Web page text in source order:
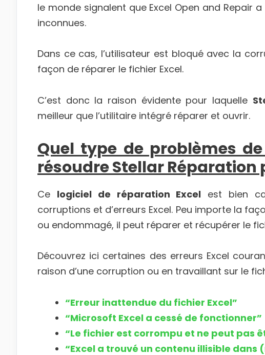
le monde signalent que Excel Open and Repair
inconnues.
Dans ce cas, l’utilisateur est bloqué avec la
façon de réparer le fichier Excel.
C’est donc la raison évidente pour laquelle
meilleur que l’utilitaire intégré réparer et ouvrir.
Quel type de problèmes
résoudre Stellar Réparation
Ce logiciel de réparation Excel est bien
corruptions et d’erreurs Excel. Peu importe la
ou endommagé, il peut réparer et récupérer le
Découvrez ici certaines des erreurs Excel
raison d’une corruption ou en travaillant sur le
“Erreur inattendue du fichier Excel”
“Microsoft Excel a cessé de fonctionner”
“Le fichier est corrompu et ne peut pas
“Excel a trouvé un contenu illisible dans